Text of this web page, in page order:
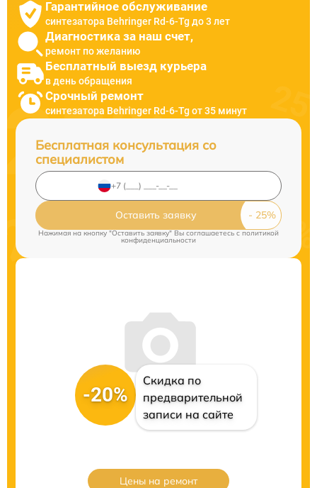
Гарантийное обслуживание
синтезатора Behringer Rd-6-Tg до 3 лет
Диагностика за наш счет,
ремонт по желанию
Бесплатный выезд курьера
в день обращения
Срочный ремонт
синтезатора Behringer Rd-6-Tg от 35 минут
Бесплатная консультация со
специалистом
Оставить заявку
Нажимая на кнопку "Оставить заявку" Вы соглашаетесь cполитикой
конфиденциальности
-20%
Скидка по
предварительной
записи на сайте
Цены на ремонт